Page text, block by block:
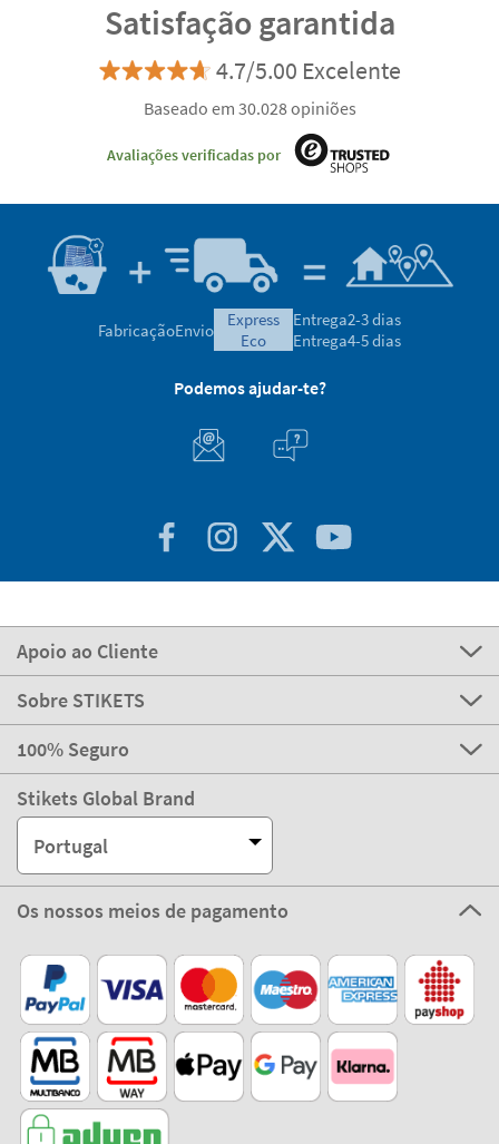
Satisfação garantida
4.7/5.00 Excelente
Baseado em 30.028 opiniões
Avaliações verificadas por
FabricaçãoEnvio
express
eco
Entrega2-3 dias
Entrega4-5 dias
Podemos ajudar-te?
Apoio ao Cliente
Sobre STIKETS
100% Seguro
Stikets Global Brand
Portugal
Os nossos meios de pagamento